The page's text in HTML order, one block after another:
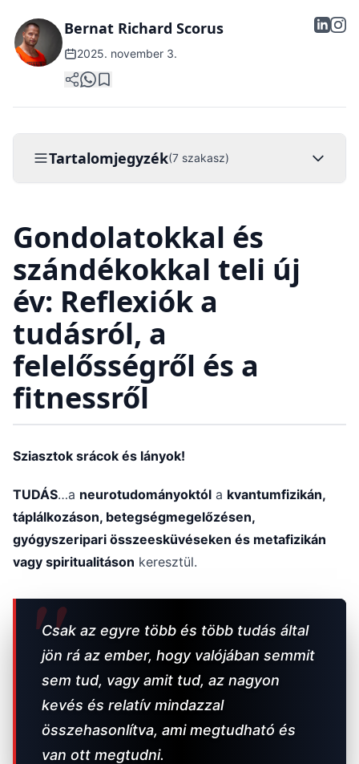
Bernat Richard Scorus
2025. november 3.
Tartalomjegyzék(7 szakasz)
Gondolatokkal és
szándékokkal teli új
év: Reflexiók a
tudásról, a
felelősségről és a
fitnessről
Sziasztok srácok és lányok!
TUDÁS…a neurotudományoktól a kvantumfizikán,
táplálkozáson, betegségmegelőzésen,
gyógyszeripari összeesküvéseken és metafizikán
vagy spiritualitáson keresztül.
Csak az egyre több és több tudás által
jön rá az ember, hogy valójában semmit
sem tud, vagy amit tud, az nagyon
kevés és relatív mindazzal
összehasonlítva, ami megtudható és
van ott megtudni.